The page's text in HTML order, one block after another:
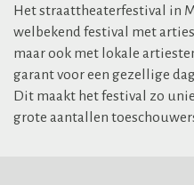
Het straattheaterfestival in
welbekend festival met
maar ook met lokale
garant voor een gezellige
Dit maakt het festival zo
grote aantallen